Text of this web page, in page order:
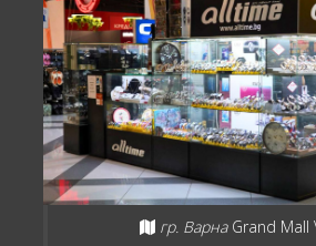
гр. Варна Grand Mall